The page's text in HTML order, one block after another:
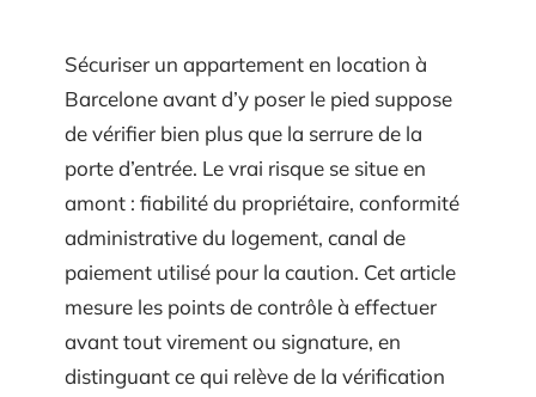
Sécuriser un appartement en location à
Barcelone avant d’y poser le pied suppose
de vérifier bien plus que la serrure de la
porte d’entrée. Le vrai risque se situe en
amont : fiabilité du propriétaire, conformité
administrative du logement, canal de
paiement utilisé pour la caution. Cet article
mesure les points de contrôle à effectuer
avant tout virement ou signature, en
distinguant ce qui relève de la vérification